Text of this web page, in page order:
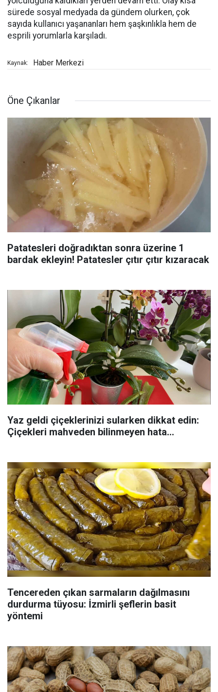
sürede sosyal medyada da gündem olurken, çok
sayıda kullanıcı yaşananları hem şaşkınlıkla hem de
esprili yorumlarla karşıladı.
Kaynak: Haber Merkezi
Öne Çıkanlar
Patatesleri doğradıktan sonra üzerine 1
bardak ekleyin! Patatesler çıtır çıtır kızaracak
Yaz geldi çiçeklerinizi sularken dikkat edin:
Çiçekleri mahveden bilinmeyen hata...
Tencereden çıkan sarmaların dağılmasını
durdurma tüyosu: İzmirli şeflerin basit
yöntemi